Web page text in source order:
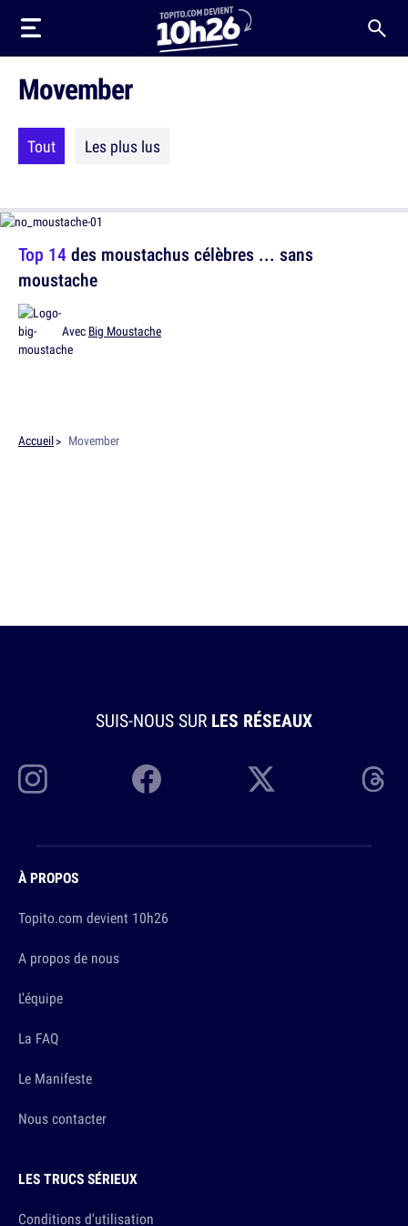
Movember
Tout Les plus lus
Top 14des moustachus célèbres ... sans
moustache
Avec Big Moustache
Accueil Movember
SUIS-NOUS SUR LES RÉSEAUX
À PROPOS
Topito.com devient 10h26
A propos de nous
L'équipe
La FAQ
Le Manifeste
Nous contacter
LES TRUCS SÉRIEUX
Conditions d'utilisation